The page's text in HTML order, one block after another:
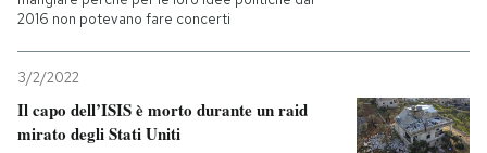
2016 non potevano fare concerti
3/2/2022
Il capo dell’ISIS è morto durante un raid
mirato degli Stati Uniti